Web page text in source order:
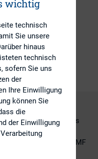
IR-Kompetenz
präsentiert ein neues
FinTechs zu
erste FinCamp im BMF
statt. Teilnehmen
wichtig
technisch
Sie unsere
hinaus
technisch
sofern Sie uns
der
Ihre Einwilligung
können Sie
die
der Einwilligung